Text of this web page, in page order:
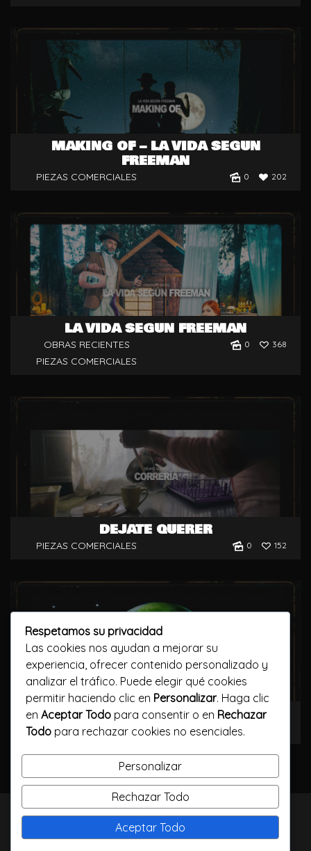
MAKING OF – LA VIDA SEGÚN
FREEMAN
PIEZAS COMERCIALES 0 202
LA VIDA SEGÚN FREEMAN
OBRAS RECIENTES
PIEZAS COMERCIALES
0 368
DÉJATE QUERER
PIEZAS COMERCIALES 0 152
METRO – MOVILIDAD SOSTENIBLE
PIEZAS COMERCIALES
TODOS LOS DERECHOS RESERVADOS / CALLELARGA
FILMS / 2023
Respetamos su privacidad
Las cookies nos ayudan a mejorar su
experiencia, ofrecer contenido personalizado y
analizar el tráfico. Puede elegir qué cookies
permitir haciendo clic en Personalizar. Haga clic
en Aceptar Todo para consentir o en Rechazar
Todo para rechazar cookies no esenciales.
Personalizar
Rechazar Todo
Aceptar Todo